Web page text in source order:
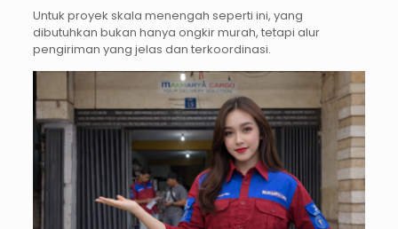
Untuk proyek skala menengah seperti ini, yang
dibutuhkan bukan hanya ongkir murah, tetapi alur
pengiriman yang jelas dan terkoordinasi.